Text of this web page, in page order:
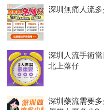
深圳無痛人流
深圳人流手術
北上落仔
深圳藥流需要